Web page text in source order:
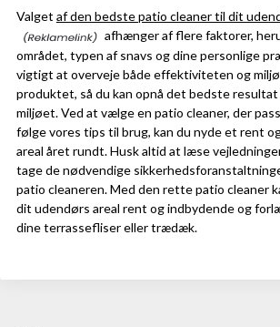
Valget af den bedste patio cleaner til dit
afhænger af flere faktorer,
området, typen af snavs og dine personlige
vigtigt at overveje både effektiviteten og
produktet, så du kan opnå det bedste
miljøet. Ved at vælge en patio cleaner, der
følge vores tips til brug, kan du nyde et rent
areal året rundt. Husk altid at læse
tage de nødvendige
patio cleaneren. Med den rette patio cleaner
dit udendørs areal rent og indbydende og
dine terrassefliser eller trædæk.